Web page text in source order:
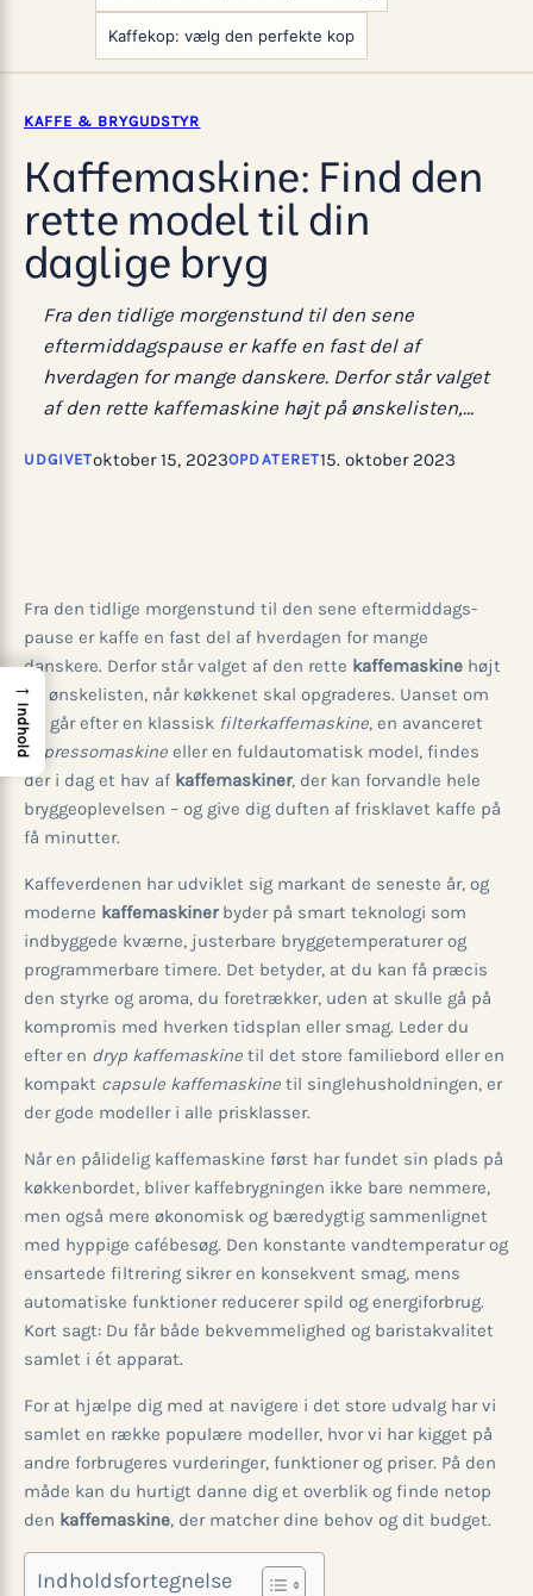
Kaffekop: vælg den perfekte kop
KAFFE & BRYGUDSTYR
Kaffemaskine: Find den
rette model til din
daglige bryg
Fra den tidlige morgenstund til den sene
eftermiddags­pause er kaffe en fast del af
hverdagen for mange danskere. Derfor står valget
af den rette kaffemaskine højt på ønskelisten,…
UDGIVEToktober 15, 2023OPDATERET15. oktober 2023
Fra den tidlige morgenstund til den sene eftermiddags­
pause er kaffe en fast del af hverdagen for mange
danskere. Derfor står valget af den rette kaffemaskine højt
på ønskelisten, når køkkenet skal opgraderes. Uanset om
du går efter en klassisk filterkaffemaskine, en avanceret
espressomaskine eller en fuldautomatisk model, findes
der i dag et hav af kaffemaskiner, der kan forvandle hele
bryggeoplevelsen – og give dig duften af frisklavet kaffe på
få minutter.
Kaffeverdenen har udviklet sig markant de seneste år, og
moderne kaffemaskinerbyder på smart teknologi som
indbyggede kværne, justerbare bryggetemperaturer og
programmerbare timere. Det betyder, at du kan få præcis
den styrke og aroma, du foretrækker, uden at skulle gå på
kompromis med hverken tidsplan eller smag. Leder du
efter en dryp kaffemaskine til det store familiebord eller en
kompakt capsule kaffemaskine til single­husholdningen, er
der gode modeller i alle prisklasser.
Når en pålidelig kaffemaskine først har fundet sin plads på
køkkenbordet, bliver kaffebrygningen ikke bare nemmere,
men også mere økonomisk og bæredygtig sammenlignet
med hyppige cafébesøg. Den konstante vandtemperatur og
ensartede filtrering sikrer en konsekvent smag, mens
automatiske funktioner reducerer spild og energiforbrug.
Kort sagt: Du får både bekvemmelighed og barista­kvalitet
samlet i ét apparat.
For at hjælpe dig med at navigere i det store udvalg har vi
samlet en række populære modeller, hvor vi har kigget på
andre forbrugeres vurderinger, funktioner og priser. På den
måde kan du hurtigt danne dig et overblik og finde netop
den kaffemaskine, der matcher dine behov og dit budget.
Indholdsfortegnelse
→
Indhold